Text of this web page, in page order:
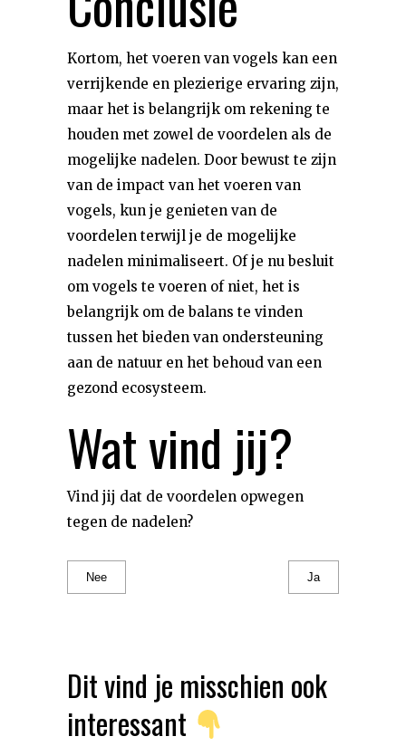
Kortom, het voeren van vogels kan een
verrijkende en plezierige ervaring zijn,
maar het is belangrijk om rekening te
houden met zowel de voordelen als de
mogelijke nadelen. Door bewust te zijn
van de impact van het voeren van
vogels, kun je genieten van de
voordelen terwijl je de mogelijke
nadelen minimaliseert. Of je nu besluit
om vogels te voeren of niet, het is
belangrijk om de balans te vinden
tussen het bieden van ondersteuning
aan de natuur en het behoud van een
gezond ecosysteem.
Wat vind jij?
Vind jij dat de voordelen opwegen
tegen de nadelen?
Nee Ja
Dit vind je misschien ook
interessant